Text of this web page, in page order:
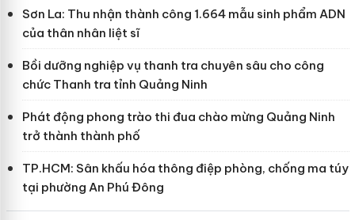
Sơn La: Thu nhận thành công 1.664 mẫu sinh phẩm ADN
của thân nhân liệt sĩ
Bồi dưỡng nghiệp vụ thanh tra chuyên sâu cho công
chức Thanh tra tỉnh Quảng Ninh
Phát động phong trào thi đua chào mừng Quảng Ninh
trở thành thành phố
TP.HCM: Sân khấu hóa thông điệp phòng, chống ma túy
tại phường An Phú Đông